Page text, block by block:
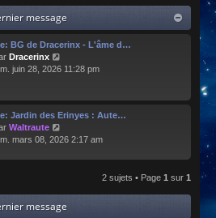
message
BG de Dracerinx - L'âme d…
Dracerinx
o
l
e
juin 28, 2026 11:28 pm
Jardin des Erinyes : Aute…
Waltraute
o
e
mars 08, 2026 2:17 am
2 sujets • Page 1 sur 1
message